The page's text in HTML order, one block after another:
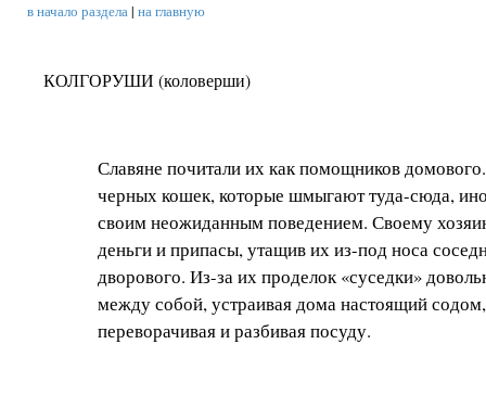
в начало раздела| на главную
КОЛГОРУШИ (коловерши)
Славяне почитали их как помощников
черных кошек, которые шмыгают туда-сюда,
своим неожиданным поведением. Своему
деньги и припасы, утащив их из-под носа
дворового. Из-за их проделок «суседки»
между собой, устраивая дома настоящий
переворачивая и разбивая посуду.